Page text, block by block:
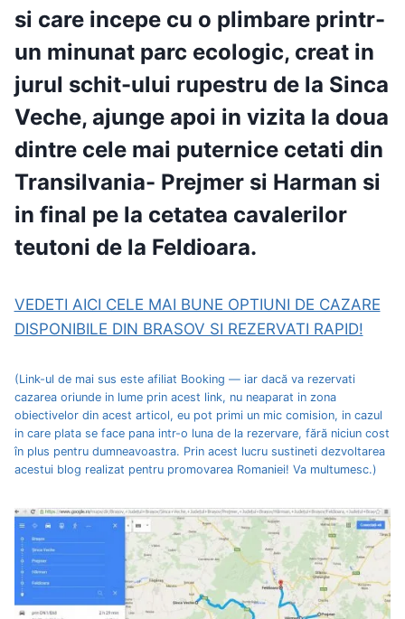
si care incepe cu o plimbare printr-
un minunat parc ecologic, creat in
jurul schit-ului rupestru de la Sinca
Veche, ajunge apoi in vizita la doua
dintre cele mai puternice cetati din
Transilvania- Prejmer si Harman si
in final pe la cetatea cavalerilor
teutoni de la Feldioara.
VEDETI AICI CELE MAI BUNE OPTIUNI DE CAZARE
DISPONIBILE DIN BRASOV SI REZERVATI RAPID!
(Link-ul de mai sus este afiliat Booking — iar dacă va rezervati
cazarea oriunde in lume prin acest link, nu neaparat in zona
obiectivelor din acest articol, eu pot primi un mic comision, in cazul
in care plata se face pana intr-o luna de la rezervare, fără niciun cost
în plus pentru dumneavoastra. Prin acest lucru sustineti dezvoltarea
acestui blog realizat pentru promovarea Romaniei! Va multumesc.)